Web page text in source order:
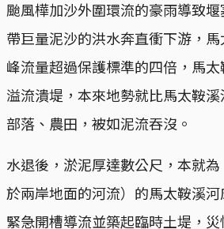
颱風樺加沙外圍環流的豪雨導致
帶巨量泥沙的洪水奔直衝下游，
峰流量超過保護標準的四倍，馬
溢流潰堤，本來地勢就比馬太鞍溪
部落、農田，被如泥流吞沒。
水退後，淤泥厚達數公尺，本就
於兩岸地面的河流）的馬太鞍溪
緊急開槽導流並築起臨時土堤，